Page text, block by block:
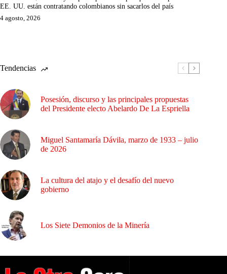
EE. UU. están contratando colombianos sin sacarlos del país
4 agosto, 2026
Tendencias
Posesión, discurso y las principales propuestas
del Presidente electo Abelardo De La Espriella
Miguel Santamaría Dávila, marzo de 1933 – julio
de 2026
La cultura del atajo y el desafío del nuevo
gobierno
Los Siete Demonios de la Minería